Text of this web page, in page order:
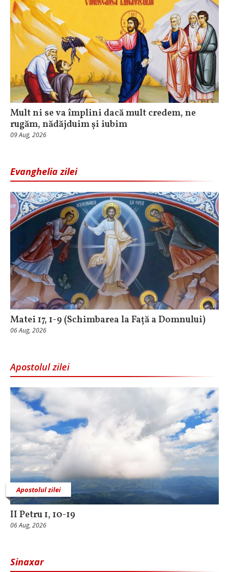
Mult ni se va împlini dacă mult credem, ne
rugăm, nădăjduim și iubim
09 Aug, 2026
Evanghelia zilei
Matei 17, 1-9 (Schimbarea la Față a Domnului)
06 Aug, 2026
Apostolul zilei
Apostolul zilei
II Petru 1, 10-19
06 Aug, 2026
Sinaxar